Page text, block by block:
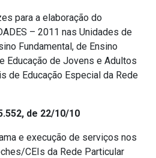
para a elaboração do
– 2011 nas Unidades de
Fundamental, de Ensino
Educação de Jovens e Adultos
de Educação Especial da Rede
de 22/10/10
e execução de serviços nos
CEIs da Rede Particular